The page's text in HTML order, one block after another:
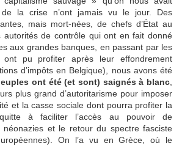
la crise n’ont jamais vu le jour. Des
mais mort-nées, de chefs d’État au
autorités de contrôle qui ont en fait donné
aux grandes banques, en passant par les
pu profiter après leur effondrement
d’impôts en Belgique), nous avons été
ont été (et sont) saignés à blanc
plus grand d’autoritarisme pour imposer
et la casse sociale dont pourra profiter la
à faciliter l’accès au pouvoir de
néonazies et le retour du spectre fasciste
On l’a vu en Grèce, où le